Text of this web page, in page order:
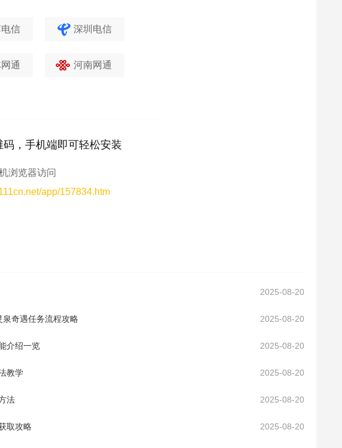
信 深圳电信
通 河南网通
码，手机端即可轻松安装
浏览器访问
app/157834.htm
2025-08-20
奇遇任务流程攻略 2025-08-20
介绍一览 2025-08-20
教学 2025-08-20
法 2025-08-20
取攻略 2025-08-20